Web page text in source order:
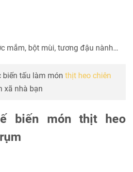
mắm, bột mùi, tương đậu nành…
biến tấu làm món thịt heo chiên
xã nhà bạn
biến món thịt heo